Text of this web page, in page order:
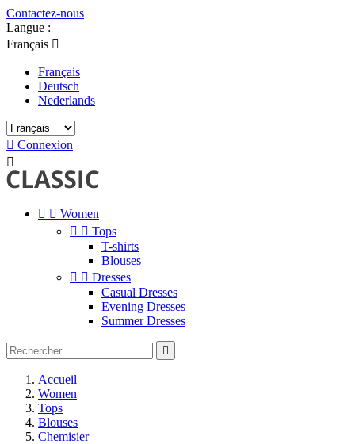
Contactez-nous
Langue :
Français 
Français
Deutsch
Nederlands
 Connexion

  Women
  Tops
T-shirts
Blouses
  Dresses
Casual Dresses
Evening Dresses
Summer Dresses

Accueil
Women
Tops
Blouses
Chemisier